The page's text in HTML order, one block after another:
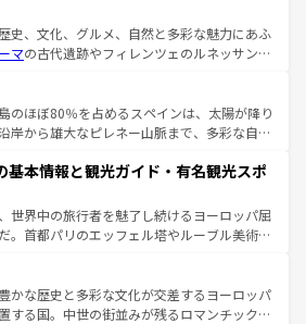
史、文化、グルメ、自然と多彩な魅力にあふ
マの古代遺跡やフィレンツェのルネッサンス
ーナの美しい田園風景やアマルフィ海岸の絶
景観も見逃せない。観光の合間には、本場の
など、絶品のイタリア料理を堪能することも
イタリアで、忘れられない旅をしてみよう！
イタリア情報は
のほぼ80％を占めるスペインは、太陽が降り
岸から雄大なピレネー山脈まで、多彩な自然
この国では、情熱的なフラメンコ、熱気あふ
して美味しいタパスが生活の一部となってい
リードの洗練された雰囲気や、バルセロナの
た街角から、地方では古代ローマ遺跡や中世
よって風土や気候が異なるスペインはその個
性で訪れる人を魅了する。 なお、新着のスペイン情報は コ
を参照してほしい。
基本情報と観光ガイド・有名観光スポ
世界中の旅行者を魅了し続けるヨーロッパ屈
。首都パリのエッフェル塔やルーブル美術館
力が詰まっている。華麗な宮殿、歴史的な大
ビーチ、そして豊かな自然が、訪れる者を心
。また、フランスは美食の国としても知ら
かな歴史と多彩な文化が交差するヨーロッパ
する国。中世の街並みが残るロマンチック街